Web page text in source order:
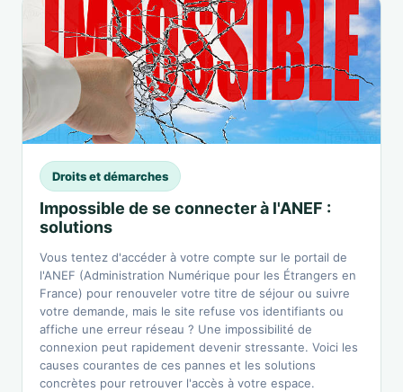
Droits et démarches
Impossible de se connecter à l'ANEF :
solutions
Vous tentez d'accéder à votre compte sur le portail de
l'ANEF (Administration Numérique pour les Étrangers en
France) pour renouveler votre titre de séjour ou suivre
votre demande, mais le site refuse vos identifiants ou
affiche une erreur réseau ? Une impossibilité de
connexion peut rapidement devenir stressante. Voici les
causes courantes de ces pannes et les solutions
concrètes pour retrouver l'accès à votre espace.